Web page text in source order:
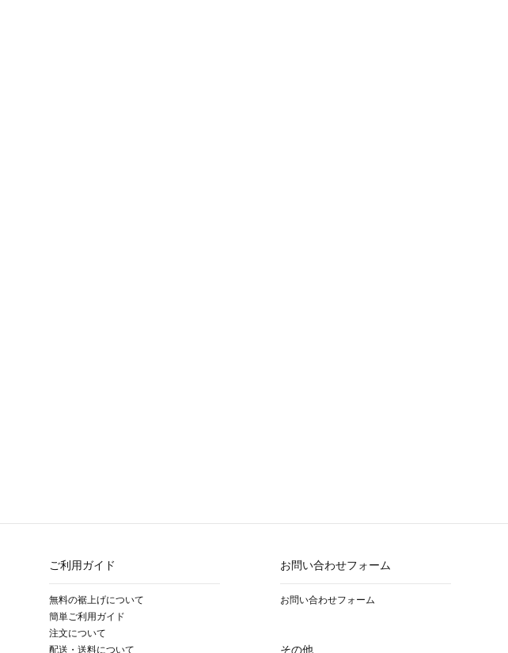
ご利用ガイド
無料の裾上げについて
簡単ご利用ガイド
注文について
配送・送料について
お問い合わせフォーム
お問い合わせフォーム
その他